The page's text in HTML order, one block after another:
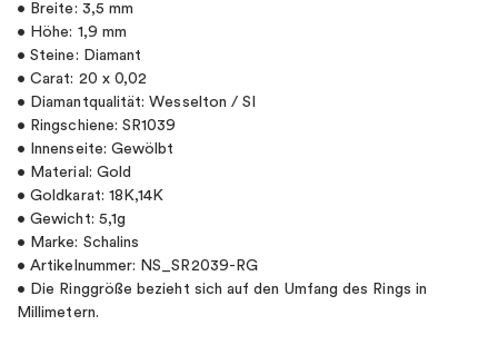
• Breite: 3,5 mm
• Höhe: 1,9 mm
• Steine: Diamant
• Carat: 20 x 0,02
• Diamantqualität: Wesselton / SI
• Ringschiene: SR1039
• Innenseite: Gewölbt
• Material: Gold
• Goldkarat: 18K,14K
• Gewicht: 5,1g
• Marke: Schalins
• Artikelnummer: NS_SR2039-RG
• Die Ringgröße bezieht sich auf den Umfang des Rings in
Millimetern.